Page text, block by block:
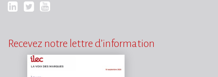
LinkedIn
TwitterYouTube
Recevez notre lettre d’information